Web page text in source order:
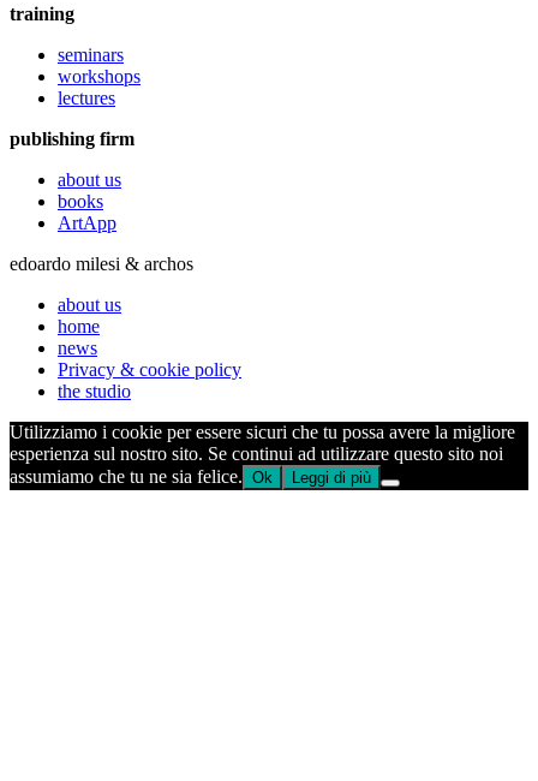
training
seminars
workshops
lectures
publishing firm
about us
books
ArtApp
edoardo milesi & archos
about us
home
news
Privacy & cookie policy
the studio
Utilizziamo i cookie per essere sicuri che tu possa avere la migliore
esperienza sul nostro sito. Se continui ad utilizzare questo sito noi
assumiamo che tu ne sia felice. Ok Leggi di più